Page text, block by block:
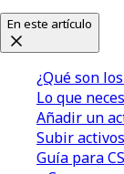
En este artículo
¿Qué son
Lo que
Añadir un
Subir
Guía para